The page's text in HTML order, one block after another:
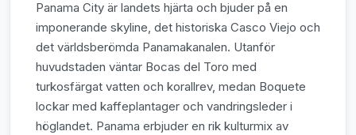
Panama City är landets hjärta och bjuder på en
imponerande skyline, det historiska Casco Viejo och
det världsberömda Panamakanalen. Utanför
huvudstaden väntar Bocas del Toro med
turkosfärgat vatten och korallrev, medan Boquete
lockar med kaffeplantager och vandringsleder i
höglandet. Panama erbjuder en rik kulturmix av